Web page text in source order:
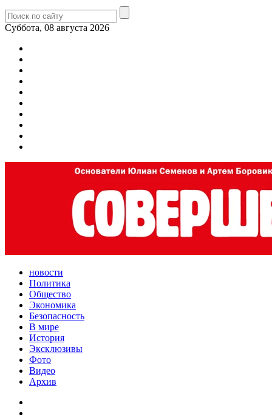
Суббота, 08 августа 2026
новости
Политика
Общество
Экономика
Безопасность
В мире
История
Эксклюзивы
Фото
Видео
Архив